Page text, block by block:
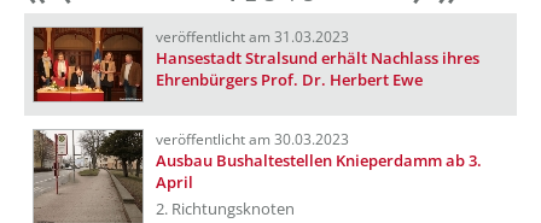
veröffentlicht am 31.03.2023
Hansestadt Stralsund erhält Nachlass ihres
Ehrenbürgers Prof. Dr. Herbert Ewe
veröffentlicht am 30.03.2023
Ausbau Bushaltestellen Knieperdamm ab 3.
April
2. Richtungsknoten